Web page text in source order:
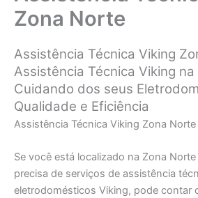
Zona Norte
Assistência Técnica Viking
Assistência Técnica Viking
Cuidando dos seus
Qualidade e Eficiência
Assistência Técnica Viking Zona Norte
Se você está localizado na Zona Norte
precisa de serviços de assistência
eletrodomésticos Viking, pode contar